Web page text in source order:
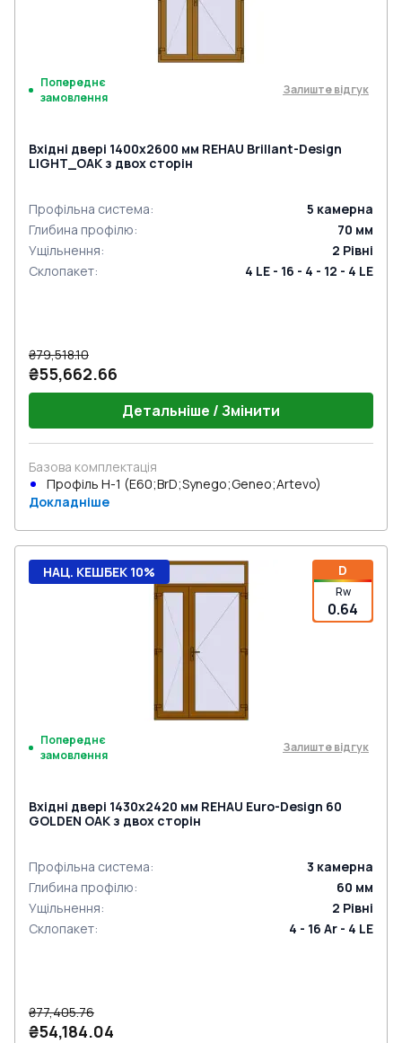
Попереднє
замовлення
Залиште відгук
Вхідні двері 1400x2600 мм REHAU Brillant-Design
LIGHT_OAK з двох сторін
Профільна система: 5 камерна
Глибина профілю: 70 мм
Ущільнення: 2 Рівні
Склопакет: 4 LE - 16 - 4 - 12 - 4 LE
₴79,518.10
₴55,662.66
Детальніше / Змінити
Базова комплектація
Профіль Н-1 (E60;BrD;Synego;Geneo;Artevo)
Докладніше
D
Rw
0.64
НАЦ. КЕШБЕК 10%
Попереднє
замовлення
Залиште відгук
Вхідні двері 1430x2420 мм REHAU Euro-Design 60
GOLDEN OAK з двох сторін
Профільна система: 3 камерна
Глибина профілю: 60 мм
Ущільнення: 2 Рівні
Склопакет: 4 - 16 Ar - 4 LE
₴77,405.76
₴54,184.04